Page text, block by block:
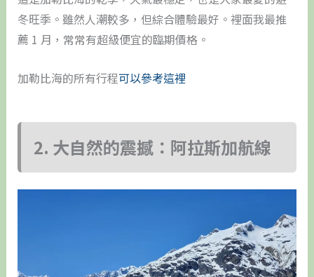
冬旺季。雖然人潮較多，但綜合體驗最好。裡面我最推
薦 1 月，常常有超級便宜的臨期價格。
加勒比海的所有行程可以參考這裡
2. 大自然的震撼：阿拉斯加航線